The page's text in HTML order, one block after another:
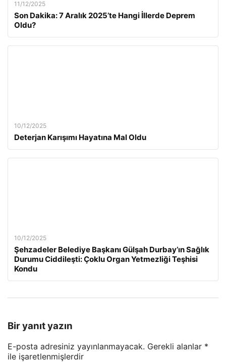
11/12/2025
Son Dakika: 7 Aralık 2025’te Hangi İllerde Deprem
Oldu?
10/12/2025
Deterjan Karışımı Hayatına Mal Oldu
10/12/2025
Şehzadeler Belediye Başkanı Gülşah Durbay’ın Sağlık
Durumu Ciddileşti: Çoklu Organ Yetmezliği Teşhisi
Kondu
Bir yanıt yazın
E-posta adresiniz yayınlanmayacak. Gerekli alanlar *
ile işaretlenmişlerdir